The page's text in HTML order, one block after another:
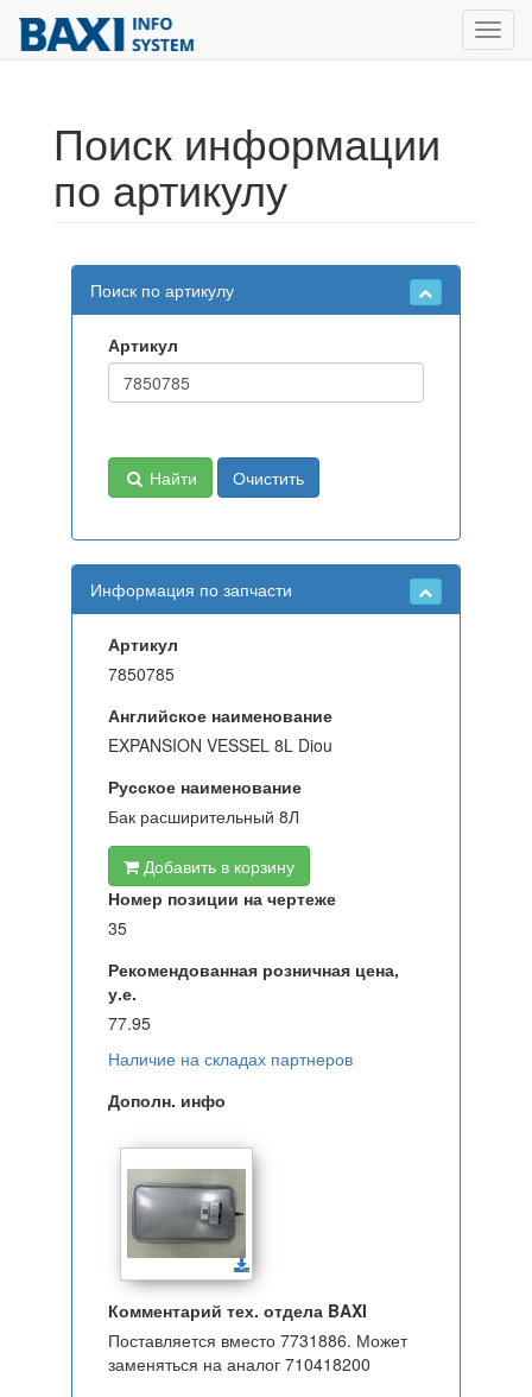
Поиск информации
по артикулу
Поиск по артикулу
Артикул
Найти Очистить
Информация по запчасти
Артикул
7850785
Английское наименование
EXPANSION VESSEL 8L Diou
Русское наименование
Бак расширительный 8Л
Добавить в корзину
Номер позиции на чертеже
35
Рекомендованная розничная цена,
у.е.
77.95
Наличие на складах партнеров
Дополн. инфо
Комментарий тех. отдела BAXI
Поставляется вместо 7731886. Может
заменяться на аналог 710418200